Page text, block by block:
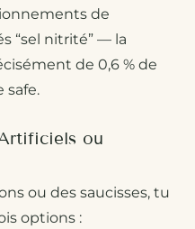
de
“sel nitrité” — la
de 0,6 % de
safe.
ou
ou des saucisses, tu
options :